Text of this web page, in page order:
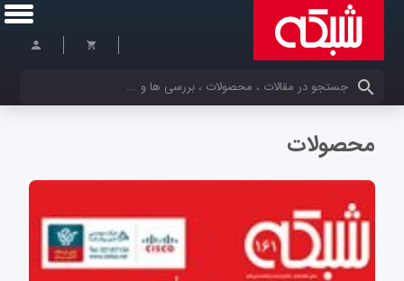
کلمات کلیدی خود را وارد کنید
محصولات